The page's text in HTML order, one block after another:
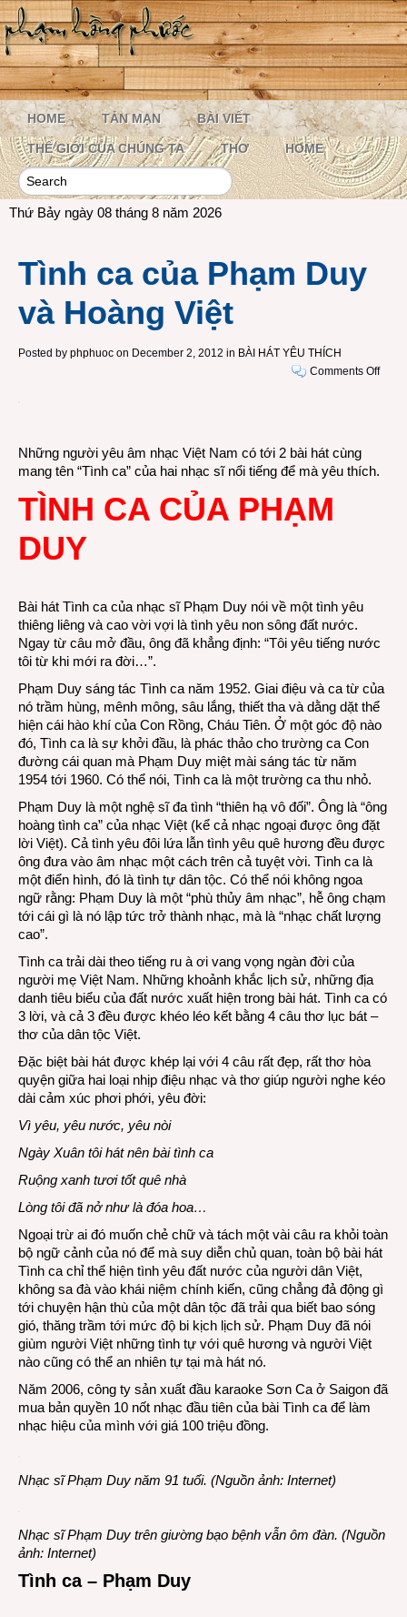
HOME TẢN MẠN BÀI VIẾT
THẾ GIỚI CỦA CHÚNG TA THƠ HOME
Thứ Bảy ngày 08 tháng 8 năm 2026
Tình ca của Phạm Duy
và Hoàng Việt
Posted by phphuoc on December 2, 2012 in BÀI HÁT YÊU THÍCH
Comments Offon
Những người yêu âm nhạc Việt Nam có tới 2 bài hát cùng
mang tên “Tình ca” của hai nhạc sĩ nổi tiếng để mà yêu thích.
TÌNH CA CỦA PHẠM
DUY
Bài hát Tình ca của nhạc sĩ Phạm Duy nói về một tình yêu
thiêng liêng và cao vời vợi là tình yêu non sông đất nước.
Ngay từ câu mở đầu, ông đã khẳng định: “Tôi yêu tiếng nước
tôi từ khi mới ra đời…”.
Phạm Duy sáng tác Tình ca năm 1952. Giai điệu và ca từ của
nó trầm hùng, mênh mông, sâu lắng, thiết tha và dằng dặt thể
hiện cái hào khí của Con Rồng, Cháu Tiên. Ở một góc độ nào
đó, Tình ca là sự khởi đầu, là phác thảo cho trường ca Con
đường cái quan mà Phạm Duy miệt mài sáng tác từ năm
1954 tới 1960. Có thể nói, Tình ca là một trường ca thu nhỏ.
Phạm Duy là một nghệ sĩ đa tình “thiên hạ vô đối”. Ông là “ông
hoàng tình ca” của nhạc Việt (kể cả nhạc ngoại được ông đặt
lời Việt). Cả tình yêu đôi lứa lẫn tình yêu quê hương đều được
ông đưa vào âm nhạc một cách trên cả tuyệt vời. Tình ca là
một điển hình, đó là tình tự dân tộc. Có thể nói không ngoa
ngữ rằng: Phạm Duy là một “phù thủy âm nhạc”, hễ ông chạm
tới cái gì là nó lập tức trở thành nhạc, mà là “nhạc chất lượng
cao”.
Tình ca trải dài theo tiếng ru à ơi vang vọng ngàn đời của
người mẹ Việt Nam. Những khoảnh khắc lịch sử, những địa
danh tiêu biểu của đất nước xuất hiện trong bài hát. Tình ca có
3 lời, và cả 3 đều được khéo léo kết bằng 4 câu thơ lục bát –
thơ của dân tộc Việt.
Đặc biệt bài hát được khép lại với 4 câu rất đẹp, rất thơ hòa
quyện giữa hai loại nhịp điệu nhạc và thơ giúp người nghe kéo
dài cảm xúc phơi phới, yêu đời:
Vì yêu, yêu nước, yêu nòi
Ngày Xuân tôi hát nên bài tình ca
Ruộng xanh tươi tốt quê nhà
Lòng tôi đã nở như là đóa hoa…
Ngoại trừ ai đó muốn chẻ chữ và tách một vài câu ra khỏi toàn
bộ ngữ cảnh của nó để mà suy diễn chủ quan, toàn bộ bài hát
Tình ca chỉ thể hiện tình yêu đất nước của người dân Việt,
không sa đà vào khái niệm chính kiến, cũng chẳng đả động gì
tới chuyện hận thù của một dân tộc đã trải qua biết bao sóng
gió, thăng trầm tới mức độ bi kịch lịch sử. Phạm Duy đã nói
giùm người Việt những tình tự với quê hương và người Việt
nào cũng có thể an nhiên tự tại mà hát nó.
Năm 2006, công ty sản xuất đầu karaoke Sơn Ca ở Saigon đã
mua bản quyền 10 nốt nhạc đầu tiên của bài Tình ca để làm
nhạc hiệu của mình với giá 100 triệu đồng.
Nhạc sĩ Phạm Duy năm 91 tuổi. (Nguồn ảnh: Internet)
Nhạc sĩ Phạm Duy trên giường bạo bệnh vẫn ôm đàn. (Nguồn
ảnh: Internet)
Tình ca – Phạm Duy